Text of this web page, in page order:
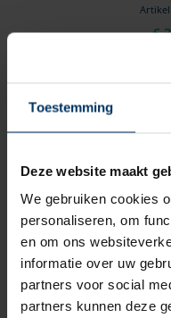
Toestemming
Deze website maakt
We gebruiken cookies
personaliseren, om
en om ons
informatie over uw
partners voor social
partners kunnen deze
€